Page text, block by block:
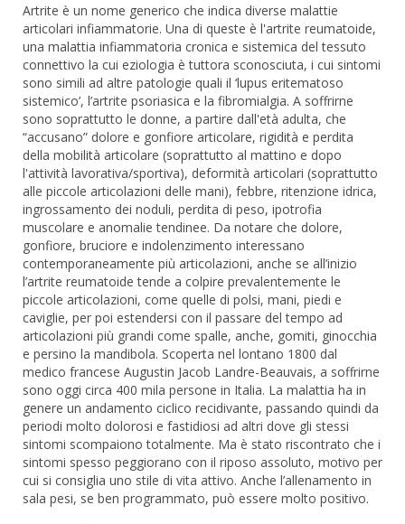
Artrite è un nome generico che indica diverse malattie
articolari infiammatorie. Una di queste è l'artrite reumatoide,
una malattia infiammatoria cronica e sistemica del tessuto
connettivo la cui eziologia è tuttora sconosciuta, i cui sintomi
sono simili ad altre patologie quali il ‘lupus eritematoso
sistemico’, l’artrite psoriasica e la fibromialgia. A soffrirne
sono soprattutto le donne, a partire dall'età adulta, che
“accusano” dolore e gonfiore articolare, rigidità e perdita
della mobilità articolare (soprattutto al mattino e dopo
l'attività lavorativa/sportiva), deformità articolari (soprattutto
alle piccole articolazioni delle mani), febbre, ritenzione idrica,
ingrossamento dei noduli, perdita di peso, ipotrofia
muscolare e anomalie tendinee. Da notare che dolore,
gonfiore, bruciore e indolenzimento interessano
contemporaneamente più articolazioni, anche se all’inizio
l’artrite reumatoide tende a colpire prevalentemente le
piccole articolazioni, come quelle di polsi, mani, piedi e
caviglie, per poi estendersi con il passare del tempo ad
articolazioni più grandi come spalle, anche, gomiti, ginocchia
e persino la mandibola. Scoperta nel lontano 1800 dal
medico francese Augustin Jacob Landre-Beauvais, a soffrirne
sono oggi circa 400 mila persone in Italia. La malattia ha in
genere un andamento ciclico recidivante, passando quindi da
periodi molto dolorosi e fastidiosi ad altri dove gli stessi
sintomi scompaiono totalmente. Ma è stato riscontrato che i
sintomi spesso peggiorano con il riposo assoluto, motivo per
cui si consiglia uno stile di vita attivo. Anche l’allenamento in
sala pesi, se ben programmato, può essere molto positivo.